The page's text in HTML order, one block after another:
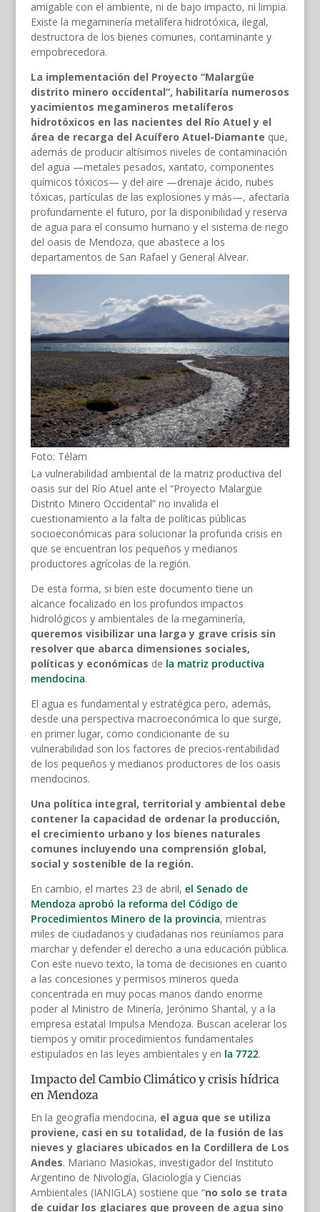
amigable con el ambiente, ni de bajo impacto, ni limpia.
Existe la megaminería metalífera hidrotóxica, ilegal,
destructora de los bienes comunes, contaminante y
empobrecedora.
La implementación del Proyecto “Malargüe
distrito minero occidental”, habilitaría numerosos
yacimientos megamineros metalíferos
hidrotóxicos en las nacientes del Río Atuel y el
área de recarga del Acuífero Atuel-Diamante que,
además de producir altísimos niveles de contaminación
del agua —metales pesados, xantato, componentes
químicos tóxicos— y del aire —drenaje ácido, nubes
tóxicas, partículas de las explosiones y más—, afectaría
profundamente el futuro, por la disponibilidad y reserva
de agua para el consumo humano y el sistema de riego
del oasis de Mendoza, que abastece a los
departamentos de San Rafael y General Alvear.
Foto: Télam
La vulnerabilidad ambiental de la matriz productiva del
oasis sur del Río Atuel ante el “Proyecto Malargüe
Distrito Minero Occidental” no invalida el
cuestionamiento a la falta de políticas públicas
socioeconómicas para solucionar la profunda crisis en
que se encuentran los pequeños y medianos
productores agrícolas de la región.
De esta forma, si bien este documento tiene un
alcance focalizado en los profundos impactos
hidrológicos y ambientales de la megaminería,
queremos visibilizar una larga y grave crisis sin
resolver que abarca dimensiones sociales,
políticas y económicas de la matriz productiva
mendocina.
El agua es fundamental y estratégica pero, además,
desde una perspectiva macroeconómica lo que surge,
en primer lugar, como condicionante de su
vulnerabilidad son los factores de precios-rentabilidad
de los pequeños y medianos productores de los oasis
mendocinos.
Una política integral, territorial y ambiental debe
contener la capacidad de ordenar la producción,
el crecimiento urbano y los bienes naturales
comunes incluyendo una comprensión global,
social y sostenible de la región.
En cambio, el martes 23 de abril, el Senado de
Mendoza aprobó la reforma del Código de
Procedimientos Minero de la provincia, mientras
miles de ciudadanos y ciudadanas nos reuníamos para
marchar y defender el derecho a una educación pública.
Con este nuevo texto, la toma de decisiones en cuanto
a las concesiones y permisos mineros queda
concentrada en muy pocas manos dando enorme
poder al Ministro de Minería, Jerónimo Shantal, y a la
empresa estatal Impulsa Mendoza. Buscan acelerar los
tiempos y omitir procedimientos fundamentales
estipulados en las leyes ambientales y en la 7722.
Impacto del Cambio Climático y crisis hídrica
en Mendoza
En la geografía mendocina, el agua que se utiliza
proviene, casi en su totalidad, de la fusión de las
nieves y glaciares ubicados en la Cordillera de Los
Andes. Mariano Masiokas, investigador del Instituto
Argentino de Nivología, Glaciología y Ciencias
Ambientales (IANIGLA) sostiene que “no solo se trata
de cuidar los glaciares que proveen de agua sino